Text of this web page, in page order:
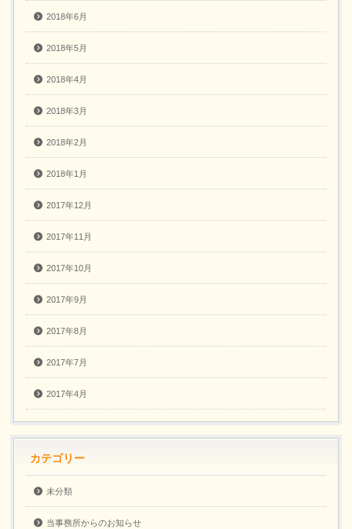
2018年6月
2018年5月
2018年4月
2018年3月
2018年2月
2018年1月
2017年12月
2017年11月
2017年10月
2017年9月
2017年8月
2017年7月
2017年4月
カテゴリー
未分類
当事務所からのお知らせ